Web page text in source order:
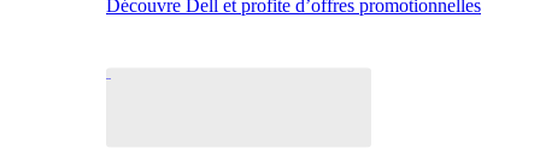
Découvre Dell et profite d’offres promotionnelles